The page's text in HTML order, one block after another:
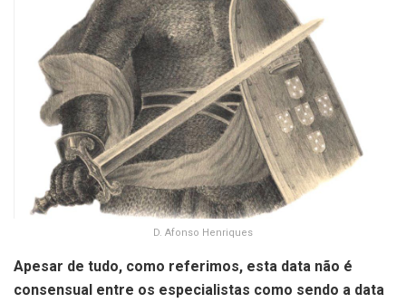
D. Afonso Henriques
Apesar de tudo, como referimos, esta data não é
consensual entre os especialistas como sendo a data